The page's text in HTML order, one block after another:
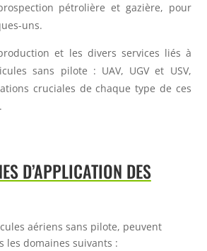
pétrolière et gazière, pour
uns.
et les divers services liés à
sans pilote : UAV, UGV et USV,
cruciales de chaque type de ces
D’APPLICATION DES
aériens sans pilote, peuvent
les domaines suivants :